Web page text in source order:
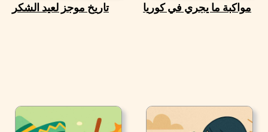
تاريخ موجز لعيد الشكر مواكبة ما يجري في كوريا